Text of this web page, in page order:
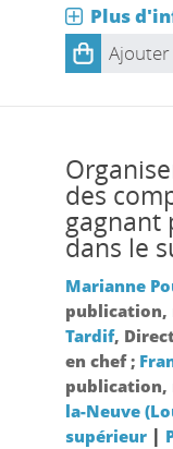
Plus
des
gagnant
dans le
Marianne
publication,
Tardif,
en chef ;
publication,
la-Neuve
supérieur|